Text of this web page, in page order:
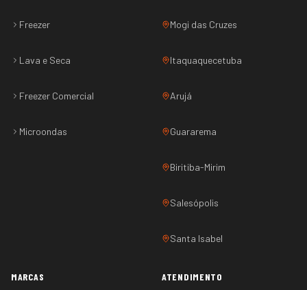
Freezer
Lava e Seca
Freezer Comercial
Microondas
Mogi das Cruzes
Itaquaquecetuba
Arujá
Guararema
Biritiba-Mirim
Salesópolis
Santa Isabel
MARCAS ATENDIMENTO